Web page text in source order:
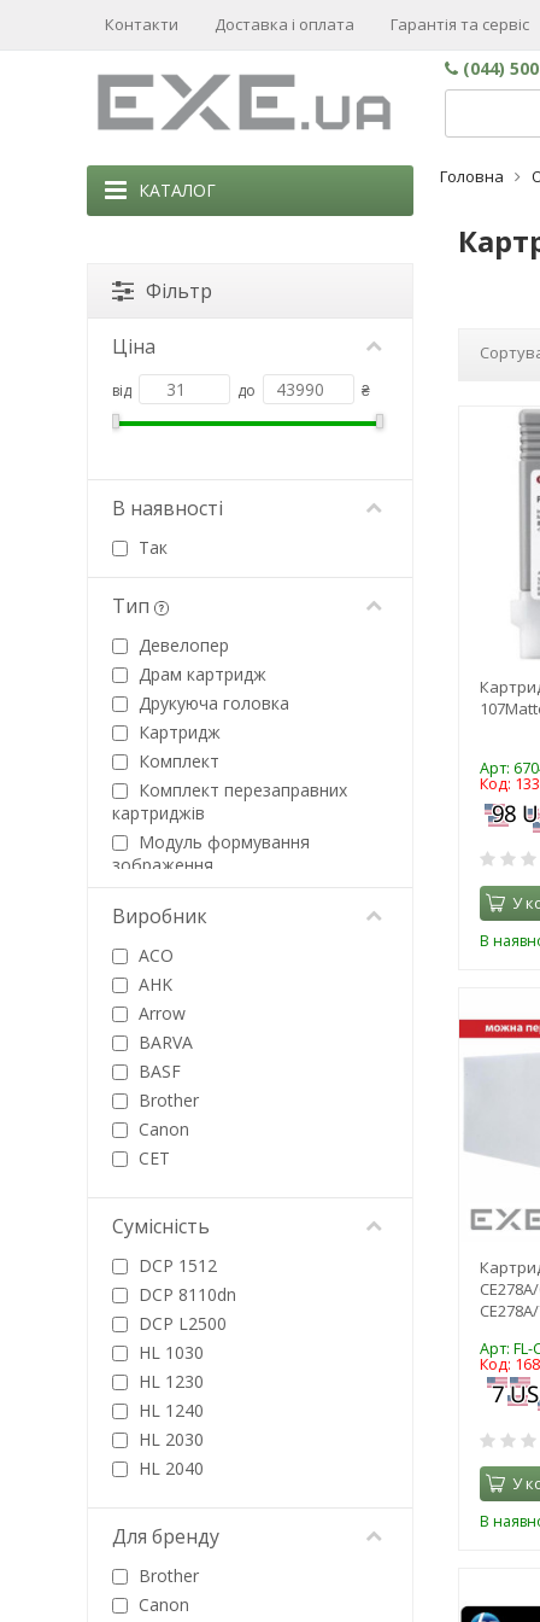
Контакти Доставка і оплата Гарантія та сервіс
(044)
КАТАЛОГ
Головна
Арт:
Код:
У
В
Арт: FL-
Код:
У
В
Фільтр
Ціна
від до ₴
В наявності
Так
Тип
Девелопер
Драм картридж
Друкуюча головка
Картридж
Комплект
Комплект перезаправних
картриджів
Модуль формування
зображення
Папір
Презентер
Ремкомплект
Стрічка до принтерів
Тонер
Тонер-картридж
Виробник
ACO
AHK
Arrow
BARVA
BASF
Brother
Canon
CET
CHINA
Dayton
Epson
Foshan
FREE Label
Fuji
G&G
HANP
HP
Integral
IPM
Jet Tec
Сумісність
DCP 1512
DCP 8110dn
DCP L2500
HL 1030
HL 1230
HL 1240
HL 2030
HL 2040
HL 5450dn
HL 6180dw
HL L2360
HL-5240
Для бренду
Brother
Canon